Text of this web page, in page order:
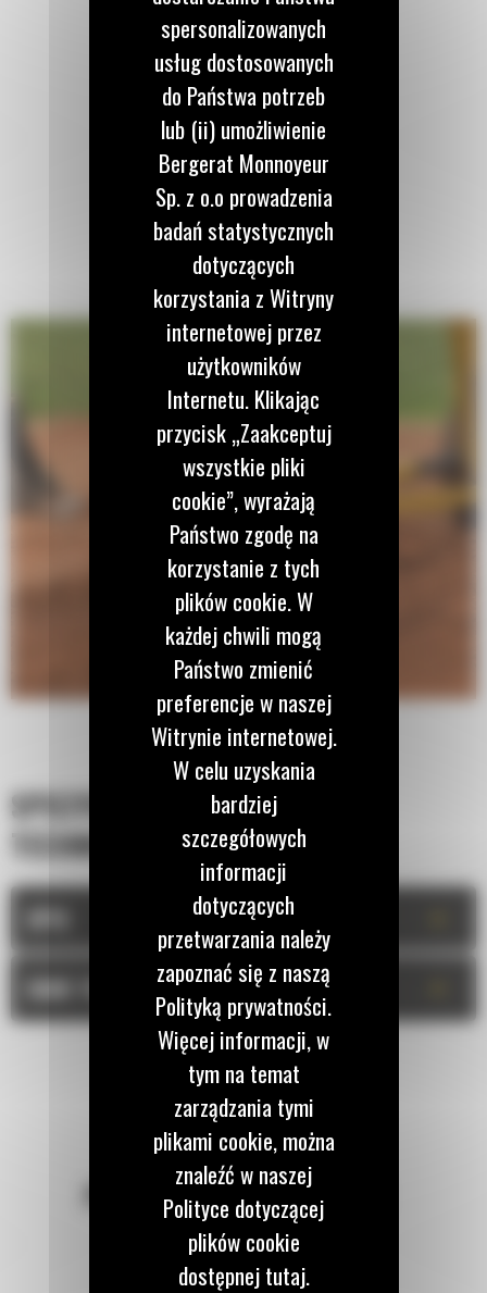
SPECYFIKACJA
TECHNICZNA
DANE TECHNICZNE
POZOSTAŃMY W KONTAKCIE
spersonalizowanych
usług dostosowanych
do Państwa potrzeb
lub (ii) umożliwienie
Bergerat Monnoyeur
Sp. z o.o prowadzenia
badań statystycznych
dotyczących
korzystania z Witryny
internetowej przez
użytkowników
Internetu. Klikając
przycisk „Zaakceptuj
wszystkie pliki
cookie”, wyrażają
Państwo zgodę na
korzystanie z tych
plików cookie. W
każdej chwili mogą
Państwo zmienić
preferencje w naszej
Witrynie internetowej.
W celu uzyskania
bardziej
szczegółowych
informacji
dotyczących
przetwarzania należy
zapoznać się z naszą
Polityką prywatności.
Więcej informacji, w
tym na temat
zarządzania tymi
plikami cookie, można
znaleźć w naszej
Polityce dotyczącej
plików cookie
dostępnej tutaj.